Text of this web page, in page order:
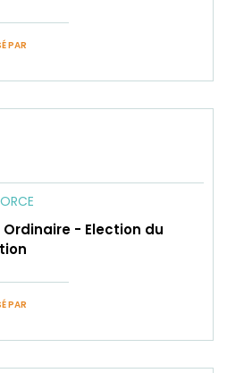
PAR
- Election du
PAR